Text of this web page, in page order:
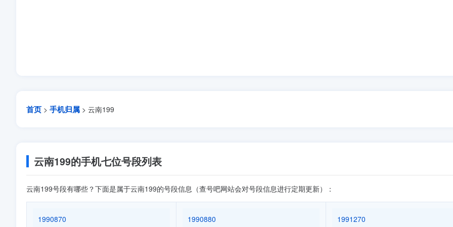
首页 > 手机归属 > 云南199
云南199的手机七位号段列表
云南199号段有哪些？下面是属于云南199的号段信息（查号吧网站会对号段信息进行定期更新）：
1990870 1990880 1991270